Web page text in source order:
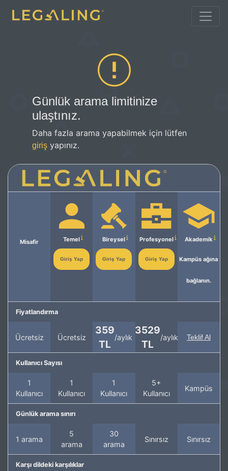
Günlük arama limitinize
ulaştınız.
Daha fazla arama yapabilmek için lütfen
giriş yapınız.
Misafir Temel
Giriş Yap
Bireysel
Giriş Yap
Profesyonel
Giriş Yap
Akademik
Kampüs ağına
bağlanın.
Fiyatlandırma
Ücretsiz Ücretsiz
359
TL
/aylık
3529
TL
/aylık Teklif Al
Kullanıcı Sayısı
1
Kullanıcı
1
Kullanıcı
1
Kullanıcı
5+
Kullanıcı
Kampüs
Günlük arama sınırı
1 arama
5
arama
30
arama
Sınırsız Sınırsız
Karşı dildeki karşılıklar